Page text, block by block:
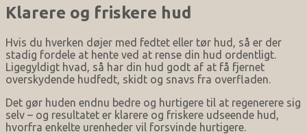
Klarere og friskere hud
Hvis du hverken døjer med fedtet eller tør hud, så er der
stadig fordele at hente ved at rense din hud ordentligt.
Ligegyldigt hvad, så har din hud godt af at få fjernet
overskydende hudfedt, skidt og snavs fra overfladen.
Det gør huden endnu bedre og hurtigere til at regenerere sig
selv – og resultatet er klarere og friskere udseende hud,
hvorfra enkelte urenheder vil forsvinde hurtigere.